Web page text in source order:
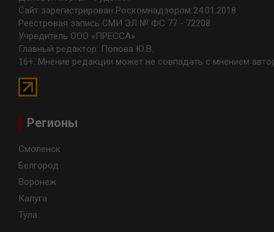
Сайт зарегистрирован Роскомнадзором 24.01.2018
Реестровая запись СМИ ЭЛ № ФС 77 - 72208
Учредитель ООО «ПРЕССА»
Главный редактор: Попова Ю.В.
16+. Мнение редакции может не совпадать с мнением
Регионы
Смоленск
Белгород
Воронеж
Калуга
Тула